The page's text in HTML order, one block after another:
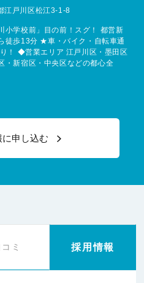
江戸川区松江3-1-8
小学校前」目の前！スグ！ 都営新
徒歩13分 ★車・バイク・自転車通
！ ◆営業エリア 江戸川区・墨田区
・新宿区・中央区などの都心全
に申し込む
ミ 採用情報